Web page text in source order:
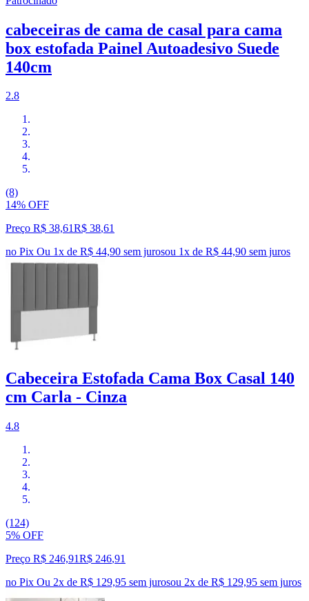
cabeceiras de cama de casal para cama
box estofada Painel Autoadesivo Suede
140cm
2.8
(8)
14% OFF
Preço R$ 38,61R$ 38,61
no Pix Ou 1x de R$ 44,90 sem jurosou 1x de R$ 44,90 sem juros
Cabeceira Estofada Cama Box Casal 140
cm Carla - Cinza
4.8
(124)
5% OFF
Preço R$ 246,91R$ 246,91
no Pix Ou 2x de R$ 129,95 sem jurosou 2x de R$ 129,95 sem juros